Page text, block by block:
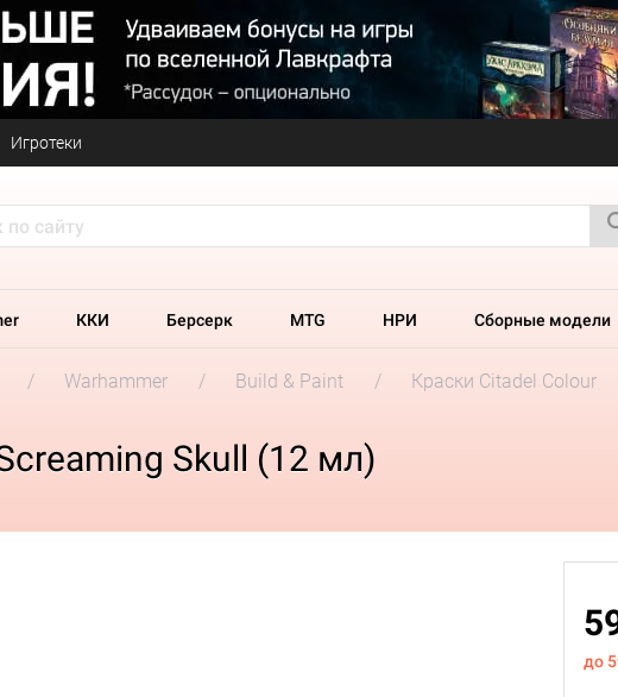
Игротеки
ККИ Берсерк MTG НРИ Сборные модели
Warhammer Build & Paint Краски Citadel Colour
Skull (12 мл)
до